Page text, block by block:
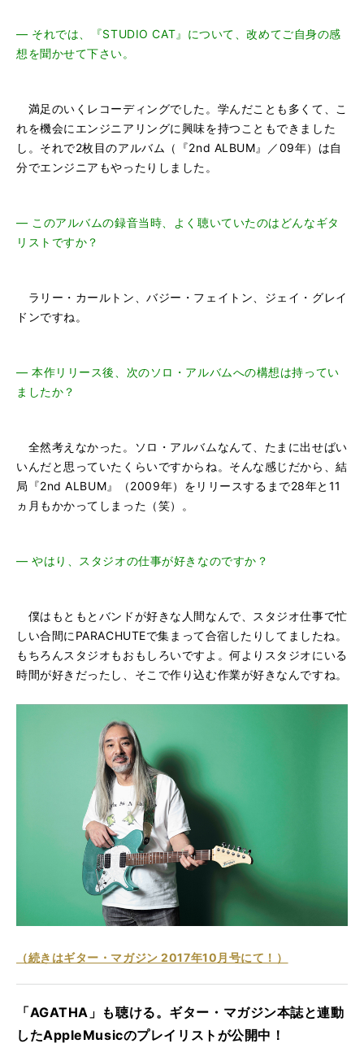
― それでは、『STUDIO CAT』について、改めてご自身の感
想を聞かせて下さい。
満足のいくレコーディングでした。学んだことも多くて、こ
れを機会にエンジニアリングに興味を持つこともできました
し。それで2枚目のアルバム（『2nd ALBUM』／09年）は自
分でエンジニアもやったりしました。
― このアルバムの録音当時、よく聴いていたのはどんなギタ
リストですか？
ラリー・カールトン、バジー・フェイトン、ジェイ・グレイ
ドンですね。
―本作リリース後、次のソロ・アルバムへの構想は持ってい
ましたか？
全然考えなかった。ソロ・アルバムなんて、たまに出せばい
いんだと思っていたくらいですからね。そんな感じだから、結
局『2nd ALBUM』（2009年）をリリースするまで28年と11
ヵ月もかかってしまった（笑）。
―やはり、スタジオの仕事が好きなのですか？
僕はもともとバンドが好きな人間なんで、スタジオ仕事で忙
しい合間にPARACHUTEで集まって合宿したりしてましたね。
もちろんスタジオもおもしろいですよ。何よりスタジオにいる
時間が好きだったし、そこで作り込む作業が好きなんですね。
（続きはギター・マガジン 2017年10月号にて！）
「AGATHA」も聴ける。ギター・マガジン本誌と連動
したAppleMusicのプレイリストが公開中！